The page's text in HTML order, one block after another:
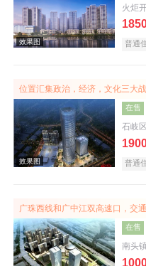
效果图
效果图
火炬
普通
位置汇集政治，经济，文化三大
在售
石岐区
普通
广珠西线和广中江双高速口，交
在售
南头